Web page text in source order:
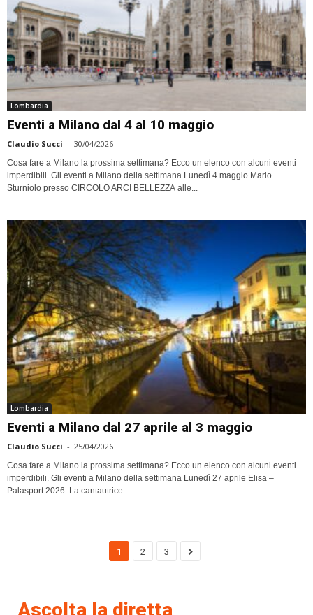
Lombardia
Eventi a Milano dal 4 al 10 maggio
Claudio Succi - 30/04/2026
Cosa fare a Milano la prossima settimana? Ecco un elenco con alcuni eventi
imperdibili. Gli eventi a Milano della settimana Lunedì 4 maggio Mario
Sturniolo presso CIRCOLO ARCI BELLEZZA alle...
Lombardia
Eventi a Milano dal 27 aprile al 3 maggio
Claudio Succi - 25/04/2026
Cosa fare a Milano la prossima settimana? Ecco un elenco con alcuni eventi
imperdibili. Gli eventi a Milano della settimana Lunedì 27 aprile Elisa –
Palasport 2026: La cantautrice...
1 2 3
Ascolta la diretta